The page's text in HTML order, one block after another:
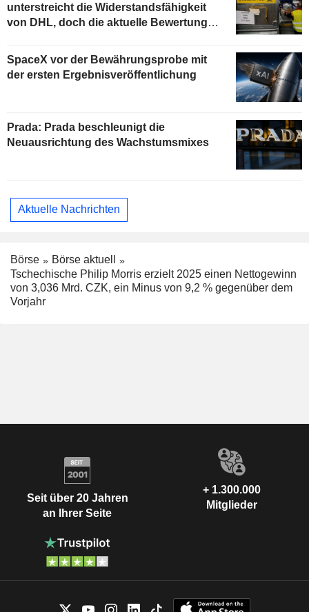
unterstreicht die Widerstandsfähigkeit
von DHL, doch die aktuelle Bewertung
SpaceX vor der Bewährungsprobe mit
der ersten Ergebnisveröffentlichung
Prada: Prada beschleunigt die
Neuausrichtung des Wachstumsmixes
Aktuelle Nachrichten
Börse
Börse aktuell
Tschechische Philip Morris erzielt 2025 einen Nettogewinn
von 3,036 Mrd. CZK, ein Minus von 9,2 % gegenüber dem
Vorjahr
Seit über 20 Jahren
an Ihrer Seite
+ 1.300.000
Mitglieder